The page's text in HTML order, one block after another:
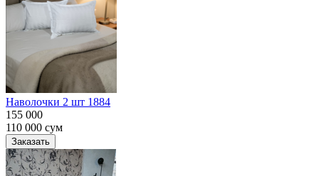
Наволочки 2 шт 1884
155 000
110 000 сум
Заказать